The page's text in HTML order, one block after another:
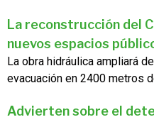
La reconstrucción del
nuevos espacios
La obra hidráulica ampliará
evacuación en 2400 metros
Advierten sobre el